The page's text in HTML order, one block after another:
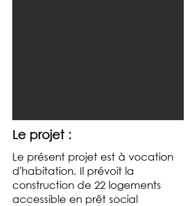
Le projet :
Le présent projet est à vocation
d'habitation. Il prévoit la
construction de 22 logements
accessible en prêt social